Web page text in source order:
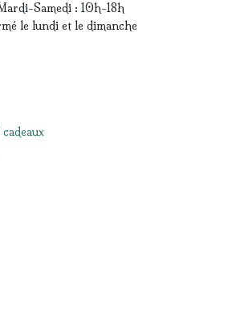
Samedi : 10h-18h
le lundi et le dimanche